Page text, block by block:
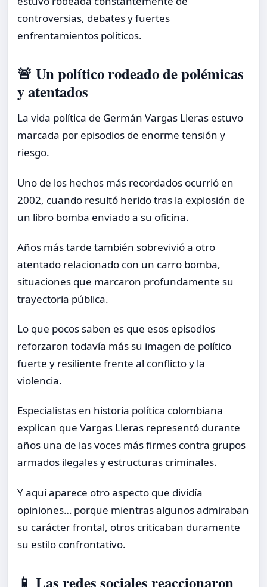
controversias, debates y fuertes
enfrentamientos políticos.
🚨 Un político rodeado de polémicas
y atentados
La vida política de Germán Vargas Lleras estuvo
marcada por episodios de enorme tensión y
riesgo.
Uno de los hechos más recordados ocurrió en
2002, cuando resultó herido tras la explosión de
un libro bomba enviado a su oficina.
Años más tarde también sobrevivió a otro
atentado relacionado con un carro bomba,
situaciones que marcaron profundamente su
trayectoria pública.
Lo que pocos saben es que esos episodios
reforzaron todavía más su imagen de político
fuerte y resiliente frente al conflicto y la
violencia.
Especialistas en historia política colombiana
explican que Vargas Lleras representó durante
años una de las voces más firmes contra grupos
armados ilegales y estructuras criminales.
Y aquí aparece otro aspecto que dividía
opiniones… porque mientras algunos admiraban
su carácter frontal, otros criticaban duramente
su estilo confrontativo.
📱 Las redes sociales reaccionaron